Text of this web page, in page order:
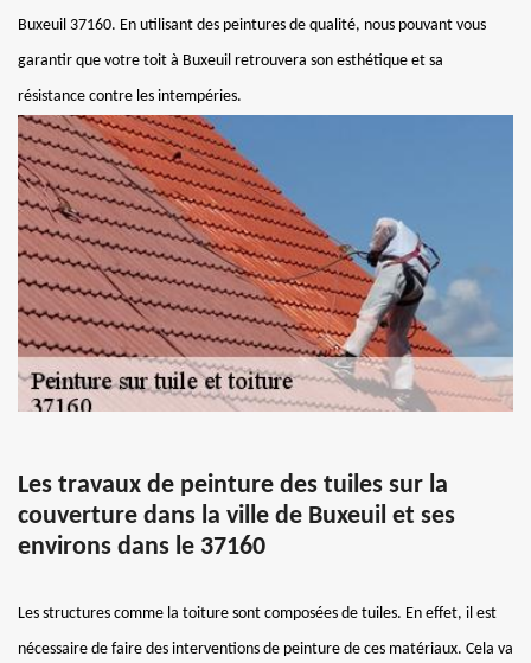
Buxeuil 37160. En utilisant des peintures de qualité, nous pouvant vous
garantir que votre toit à Buxeuil retrouvera son esthétique et sa
résistance contre les intempéries.
Les travaux de peinture des tuiles sur la
couverture dans la ville de Buxeuil et ses
environs dans le 37160
Les structures comme la toiture sont composées de tuiles. En effet, il est
nécessaire de faire des interventions de peinture de ces matériaux. Cela va